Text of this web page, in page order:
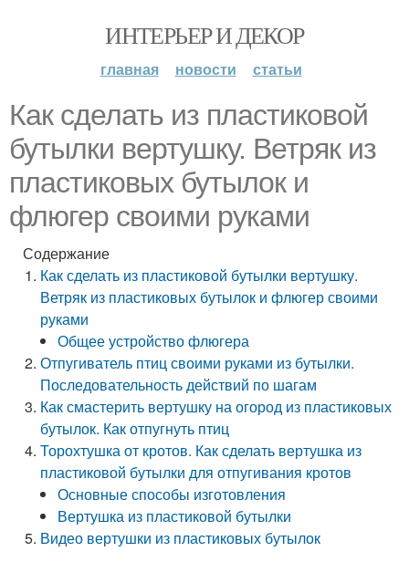
ИНТЕРЬЕР И ДЕКОР
главная новости статьи
Как сделать из пластиковой
бутылки вертушку. Ветряк из
пластиковых бутылок и
флюгер своими руками
Содержание
Как сделать из пластиковой бутылки вертушку.
Ветряк из пластиковых бутылок и флюгер своими
руками
Общее устройство флюгера
Отпугиватель птиц своими руками из бутылки.
Последовательность действий по шагам
Как смастерить вертушку на огород из пластиковых
бутылок. Как отпугнуть птиц
Торохтушка от кротов. Как сделать вертушка из
пластиковой бутылки для отпугивания кротов
Основные способы изготовления
Вертушка из пластиковой бутылки
Видео вертушки из пластиковых бутылок